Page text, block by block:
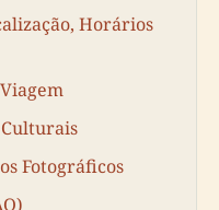
Horários
Fotográficos